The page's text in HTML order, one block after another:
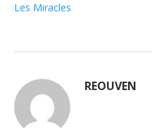
Les Miracles
REOUVEN